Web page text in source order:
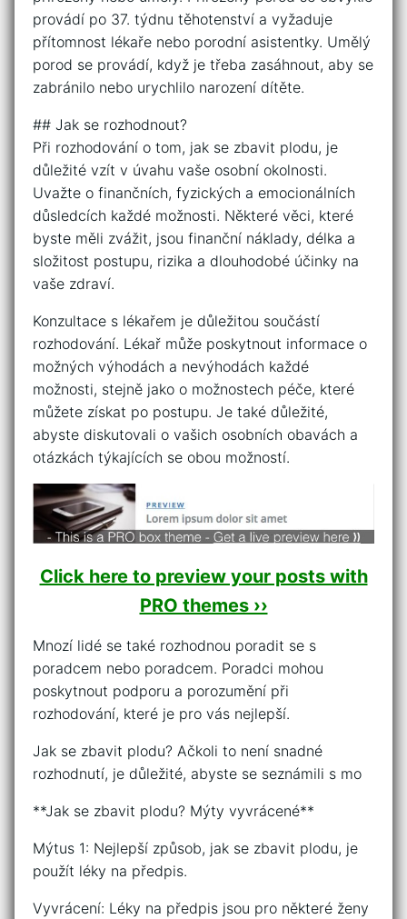
provádí po 37. týdnu těhotenství a vyžaduje
přítomnost lékaře nebo porodní asistentky. Umělý
porod se provádí, když je třeba zasáhnout, aby se
zabránilo nebo urychlilo narození dítěte.
## Jak se rozhodnout?
Při rozhodování o tom, jak se zbavit plodu, je
důležité vzít v úvahu vaše osobní okolnosti.
Uvažte o finančních, fyzických a emocionálních
důsledcích každé možnosti. Některé věci, které
byste měli zvážit, jsou finanční náklady, délka a
složitost postupu, rizika a dlouhodobé účinky na
vaše zdraví.
Konzultace s lékařem je důležitou součástí
rozhodování. Lékař může poskytnout informace o
možných výhodách a nevýhodách každé
možnosti, stejně jako o možnostech péče, které
můžete získat po postupu. Je také důležité,
abyste diskutovali o vašich osobních obavách a
otázkách týkajících se obou možností.
Click here to preview your posts with
PRO themes ››
Mnozí lidé se také rozhodnou poradit se s
poradcem nebo poradcem. Poradci mohou
poskytnout podporu a porozumění při
rozhodování, které je pro vás nejlepší.
Jak se zbavit plodu? Ačkoli to není snadné
rozhodnutí, je důležité, abyste se seznámili s mo
**Jak se zbavit plodu? Mýty vyvrácené**
Mýtus 1: Nejlepší způsob, jak se zbavit plodu, je
použít léky na předpis.
Vyvrácení: Léky na předpis jsou pro některé ženy